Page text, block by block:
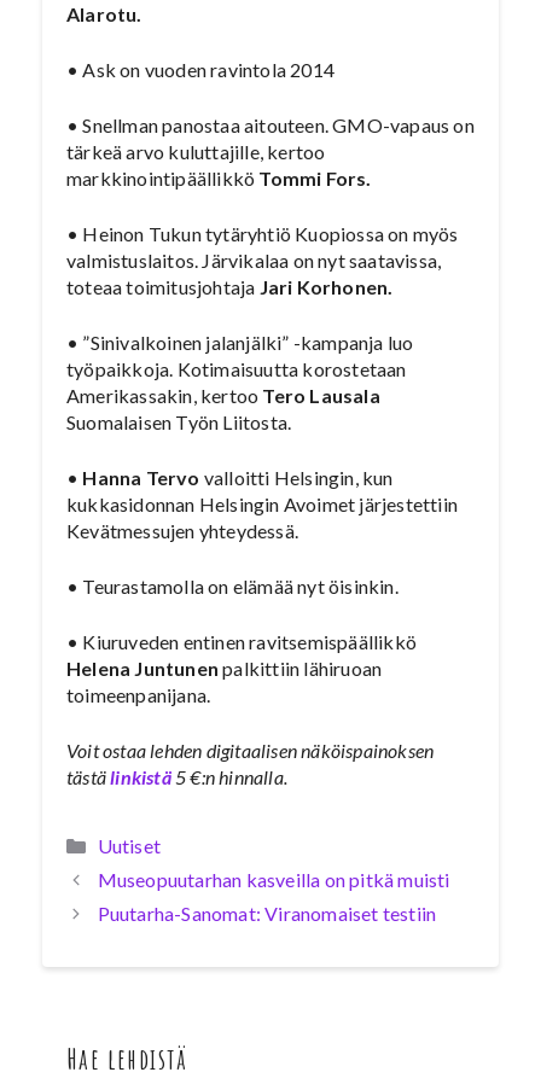
Alarotu.
• Ask on vuoden ravintola 2014
• Snellman panostaa aitouteen. GMO-vapaus on
tärkeä arvo kuluttajille, kertoo
markkinointipäällikkö Tommi Fors.
• Heinon Tukun tytäryhtiö Kuopiossa on myös
valmistuslaitos. Järvikalaa on nyt saatavissa,
toteaa toimitusjohtaja Jari Korhonen.
• ”Sinivalkoinen jalanjälki” -kampanja luo
työpaikkoja. Kotimaisuutta korostetaan
Amerikassakin, kertoo Tero Lausala
Suomalaisen Työn Liitosta.
• Hanna Tervo valloitti Helsingin, kun
kukkasidonnan Helsingin Avoimet järjestettiin
Kevätmessujen yhteydessä.
• Teurastamolla on elämää nyt öisinkin.
• Kiuruveden entinen ravitsemispäällikkö
Helena Juntunen palkittiin lähiruoan
toimeenpanijana.
Voit ostaa lehden digitaalisen näköispainoksen
tästälinkistä5 €:n hinnalla.
Kategoriat
Uutiset
Museopuutarhan kasveilla on pitkä muisti
Puutarha-Sanomat: Viranomaiset testiin
Hae lehdistä